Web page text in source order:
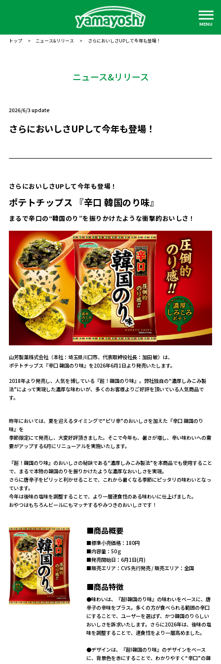
MENU
トップ > ニュース&リリース > さらにおいしさUPして今年も登場！
ニュース&リリース
2026/6/3 update
さらにおいしさUPして今年も登場！
さらにおいしさUPして今年も登場！
ポテトチップス 『辛口 韓国のり味』
まるで辛口の“韓国のり”を振りかけたような衝撃的おいしさ！
山芳製菓株式会社（本社：埼玉県川口市、代表取締役社長：加田 敏）は、
ポテトチップス『辛口 韓国のり味』を2026年6月1日より発売いたします。
2018年より発売し、人気を博している『超！韓国のり味』。弊社独自の“濃厚しみこみ製
法”によって実現した濃厚な味わいが、多くのお客様よりご好評を頂いている人気商品で
す。
昨年においては、夏を迎えるタイミングで“ピリ辛”のおいしさを加えた『辛口 韓国のり
味』を
季節限定にて発売し、大変好評頂きました。そこで今年も、暑さが増し、辛い味わいへの需
要がアップする6月にリニューアルを実施いたします。
『超！韓国のり味』のおいしさの秘訣である“濃厚しみこみ製法”を本商品でも使用すること
で、まるで本物の韓国のりを振りかけたような濃厚なおいしさを実現。
さらに唐辛子をピリッと利かせることで、これから暑くなる季節にピッタリの味わいとなっ
ています。
今年は後味の塩味を調整することで、より一層連食性のある味わいに仕上げました。
おやつはもちろんビールにもマッチするやみつきのおいしさです！
■商品概要
■標準小売価格：180円
■内容量：50ｇ
■発売開始日：6月1日(月)
■販売エリア：CVS先行発売 / 販売エリア：全国
■商品特徴
●味わいは、『超!韓国のり味』の味わいをベースに、唐
辛子の辛味をプラス。多くの方が食べられる範囲の辛口
にすることで、ユーザーを選ばず、かつ韓国のりらしい
おいしさを訴求いたします。さらに2026年は、後味の塩
味を調整することで、連食性をより一層高めました。
●デザインは、『超!韓国のり味』のデザインをベース
に、背景色を赤にすることで、わかりやすく“辛口”の韓